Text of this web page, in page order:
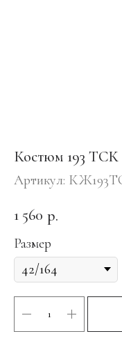
Костюм 193 ТСК
Артикул:
1 560 р.
Размер